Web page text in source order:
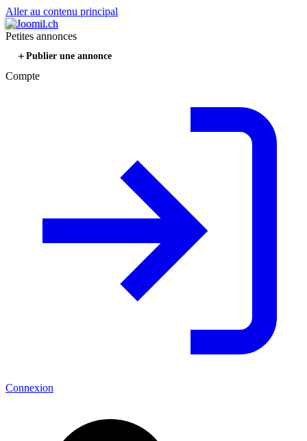
Aller au contenu principal
Petites annonces
Publier une annonce
Compte
Connexion